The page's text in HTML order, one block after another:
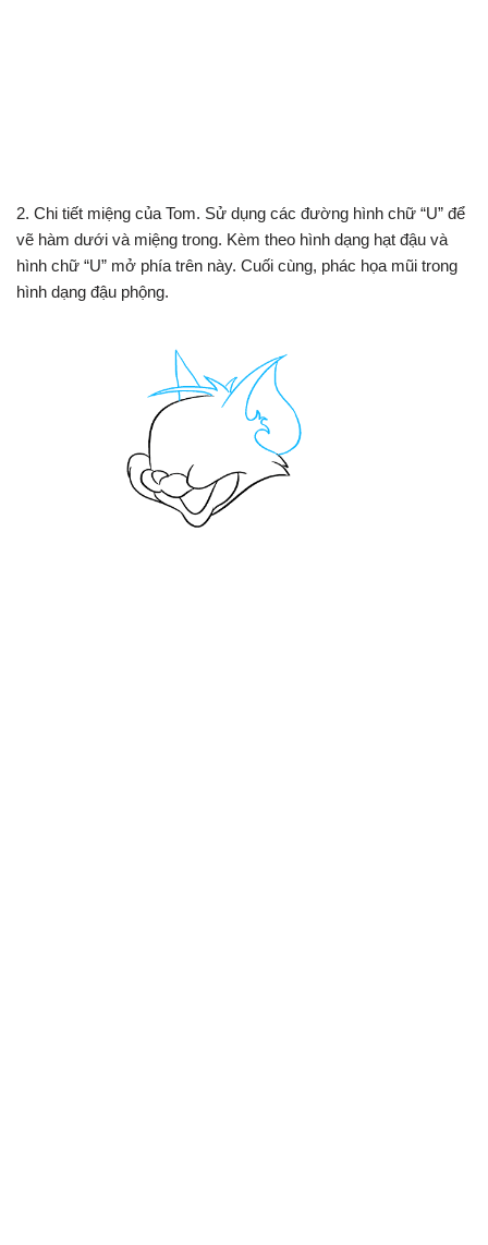
2. Chi tiết miệng của Tom. Sử dụng các đường hình chữ “U” để
vẽ hàm dưới và miệng trong. Kèm theo hình dạng hạt đậu và
hình chữ “U” mở phía trên này. Cuối cùng, phác họa mũi trong
hình dạng đậu phộng.